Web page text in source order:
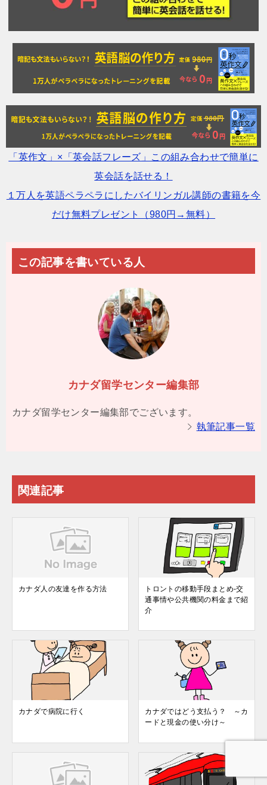
「英作文」×「英会話フレーズ」この組み合わせで簡単に
英会話を話せる！
１万人を英語ペラペラにしたバイリンガル講師の書籍を今
だけ無料プレゼント（980円→無料）
この記事を書いている人
カナダ留学センター編集部
カナダ留学センター編集部でございます。
執筆記事一覧
関連記事
カナダ人の友達を作る方法
トロントの移動手段まとめ-交
通事情や公共機関の料金まで紹
介
カナダで病院に行く
カナダではどう支払う？ ～カ
ードと現金の使い分け～